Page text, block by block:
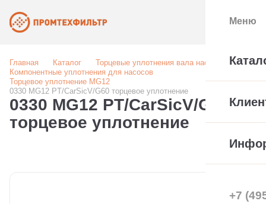
Главная Каталог
Торцевые уплотнения вала насоса
Компонентные уплотнения для насосов
Торцевое уплотнение MG12
0330 MG12 PT/CarSicV/G60 торцевое уплотнение
0330 MG12 PT/CarSicV/G60
торцевое уплотнение
Меню
+7